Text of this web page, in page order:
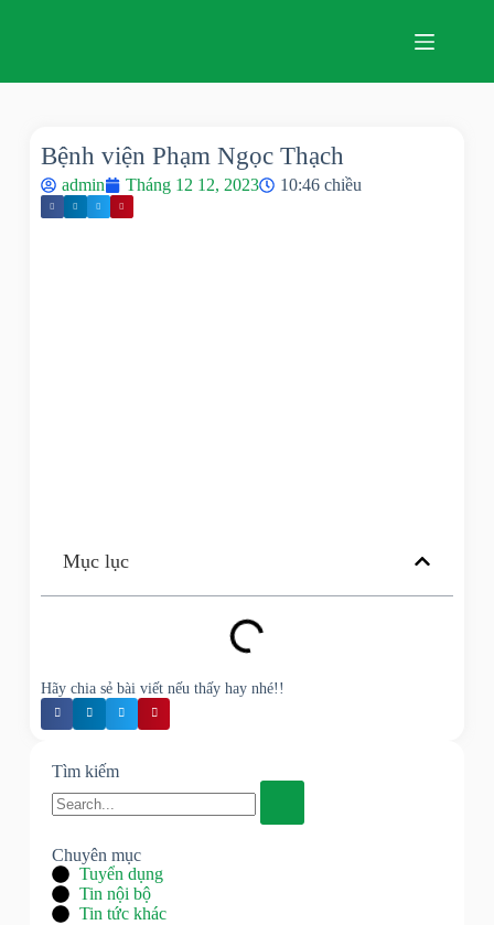
Bệnh viện Phạm Ngọc Thạch
admin Tháng 12 12, 2023 10:46 chiều
Mục lục
Hãy chia sẻ bài viết nếu thấy hay nhé!!
Tìm kiếm
Chuyên mục
Tuyển dụng
Tin nội bộ
Tin tức khác